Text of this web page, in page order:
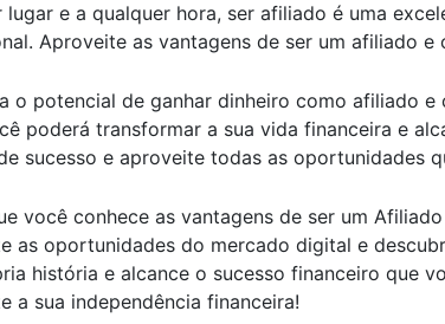
lugar e a qualquer hora, ser afiliado é uma
Aproveite as vantagens de ser um afiliado e
o potencial de ganhar dinheiro como afiliado
poderá transformar a sua vida financeira e
sucesso e aproveite todas as oportunidades
você conhece as vantagens de ser um
as oportunidades do mercado digital e
história e alcance o sucesso financeiro que
a sua independência financeira!